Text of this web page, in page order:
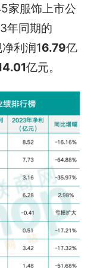
家服饰上市公
年同期的
利润16.79亿
亿元。